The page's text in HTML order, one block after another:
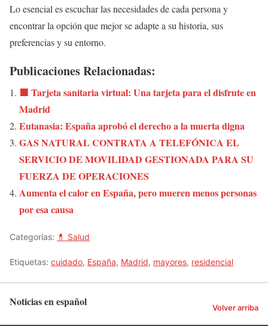
Lo esencial es escuchar las necesidades de cada persona y
encontrar la opción que mejor se adapte a su historia, sus
preferencias y su entorno.
Publicaciones Relacionadas:
🟩 Tarjeta sanitaria virtual: Una tarjeta para el disfrute en
Madrid
Eutanasia: España aprobó el derecho a la muerta digna
GAS NATURAL CONTRATA A TELEFÓNICA EL
SERVICIO DE MOVILIDAD GESTIONADA PARA SU
FUERZA DE OPERACIONES
Aumenta el calor en España, pero mueren menos personas
por esa causa
Categorías: 💊 Salud
Etiquetas: cuidado, España, Madrid, mayores, residencial
Noticias en español Volver arriba